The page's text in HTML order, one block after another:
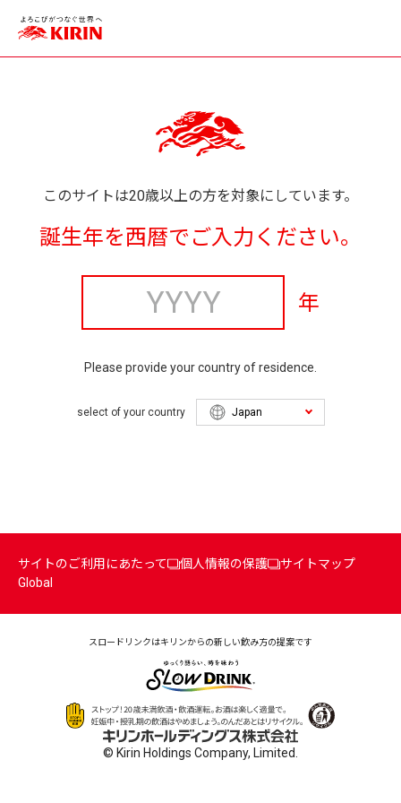
このサイトは20歳以上の方を対象にしています。
誕生年を西暦でご入力ください。
年
Please provide your country of residence.
select of your country
サイトのご利用にあたって 個人情報の保護
サイトマップ
Global
スロードリンクはキリンからの新しい飲み方の提案です
© Kirin Holdings Company, Limited.